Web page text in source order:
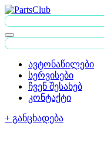
ავტონაწილები
სერვისები
ჩვენ შესახებ
კონტაქტი
+ განცხადება